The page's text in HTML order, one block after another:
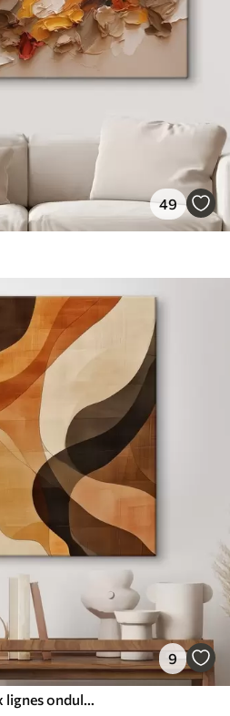
49
9
Composition abstraite aux lignes ondulées dynamiques, dans une palette de tons brun terre cuite